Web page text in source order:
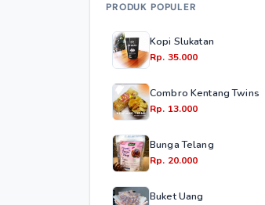
PRODUK POPULER
Kopi Slukatan
Rp. 35.000
Combro Kentang Twins
Rp. 13.000
Bunga Telang
Rp. 20.000
Buket Uang